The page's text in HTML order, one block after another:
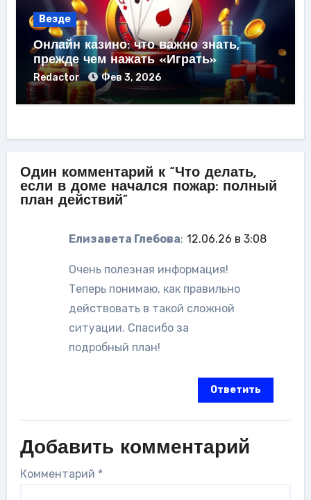
Везде
Онлайн казино: что важно знать,
прежде чем нажать «Играть»
Redactor Фев 3, 2026
Один комментарий к “Что делать,
если в доме начался пожар: полный
план действий”
Елизавета Глебова: 12.06.26 в 3:08
Очень полезная информация!
Теперь понимаю, как правильно
действовать в такой сложной
ситуации. Спасибо за
подробный план!
Ответить
Добавить комментарий
Комментарий *